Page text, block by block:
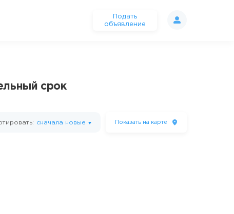
Подать
объявление
срок
сначала новые Показать на карте